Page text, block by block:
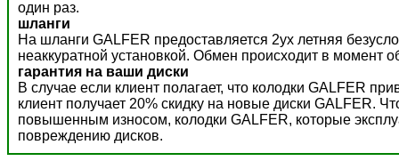
один раз.
шланги
На шланги GALFER предоставляется 2ух летняя
неаккуратной установкой. Обмен происходит в момент
гарантия на ваши диски
В случае если клиент полагает, что колодки GALFER
клиент получает 20% скидку на новые диски GALFER.
повышенным износом, колодки GALFER, которые
повреждению дисков.